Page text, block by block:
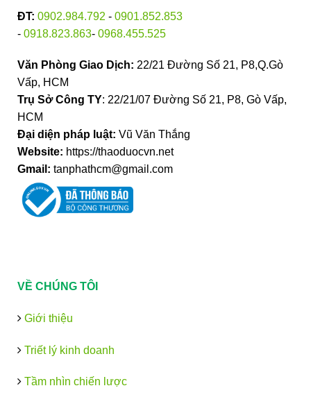
ĐT: 0902.984.792 - 0901.852.853
- 0918.823.863- 0968.455.525
Văn Phòng Giao Dịch: 22/21 Đường Số 21, P8,Q.Gò
Vấp, HCM
Trụ Sở Công TY: 22/21/07 Đường Số 21, P8, Gò Vấp,
HCM
Đại diện pháp luật: Vũ Văn Thắng
Website: https://thaoduocvn.net
Gmail: tanphathcm@gmail.com
VỀ CHÚNG TÔI
Giới thiệu
Triết lý kinh doanh
Tầm nhìn chiến lược